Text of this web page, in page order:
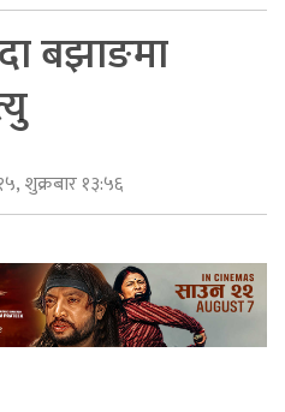
बझाङमा
शुक्रबार १३:५६